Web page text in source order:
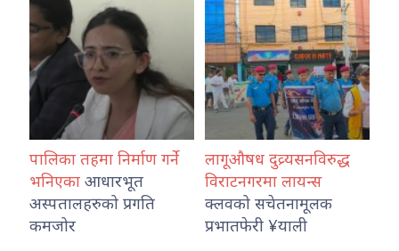
पालिका तहमा निर्माण गर्ने
भनिएका आधारभूत
अस्पतालहरुको प्रगति
कमजोर
लागूऔषध दुव्र्यसनविरुद्ध
विराटनगरमा लायन्स
क्लवको सचेतनामूलक
प्रभातफेरी ‍¥याली